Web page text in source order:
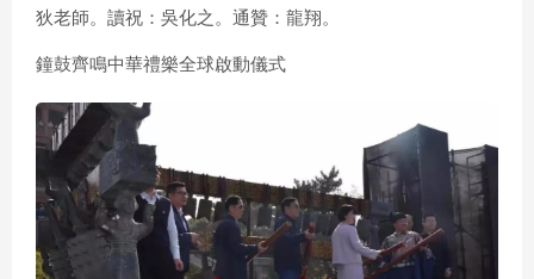
狄老師。讀祝：吳化之。通贊：龍翔。
鐘鼓齊鳴中華禮樂全球啟動儀式